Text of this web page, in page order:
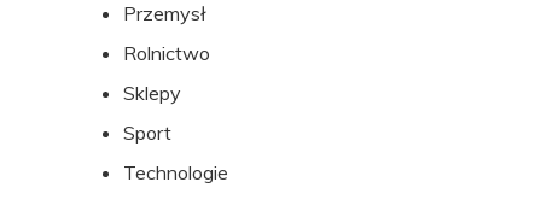
Przemysł
Rolnictwo
Sklepy
Sport
Technologie